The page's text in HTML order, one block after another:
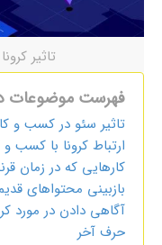
تاثیر
فهرست موضوعات
تاثیر سئو در کسب و
ارتباط کرونا با کسب و
کارهایی که در زمان
بازبینی محتواهای
آگاهی دادن در مورد
حرف آخر